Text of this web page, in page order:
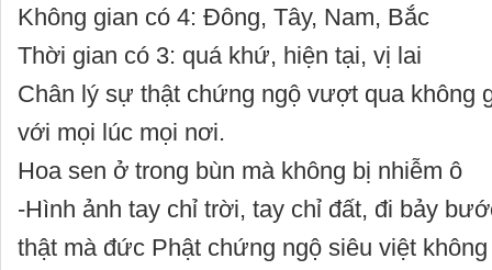
Không gian có 4: Đông, Tây, Nam, Bắc
Thời gian có 3: quá khứ, hiện tại, vị lai
Chân lý sự thật chứng ngộ vượt qua không
với mọi lúc mọi nơi.
Hoa sen ở trong bùn mà không bị nhiễm ô
-Hình ảnh tay chỉ trời, tay chỉ đất, đi bảy
thật mà đức Phật chứng ngộ siêu việt